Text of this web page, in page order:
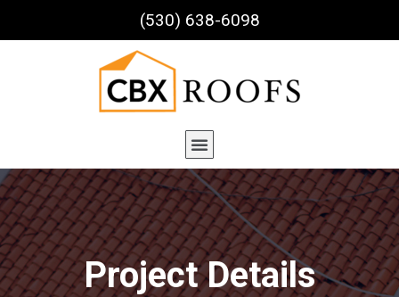
(530) 638-6098
Project Details